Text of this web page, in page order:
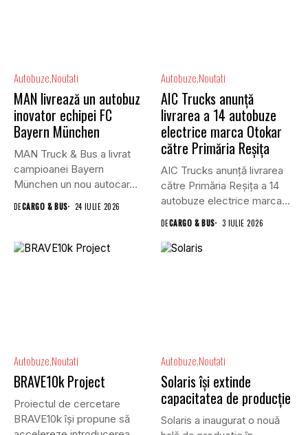
Autobuze Noutati
MAN livrează un autobuz
inovator echipei FC
Bayern München
MAN Truck & Bus a livrat
campioanei Bayern
München un nou autocar...
DECARGO & BUS 24 IULIE 2026
Autobuze Noutati
AIC Trucks anunță
livrarea a 14 autobuze
electrice marca Otokar
către Primăria Reșița
AIC Trucks anunță livrarea
către Primăria Reșița a 14
autobuze electrice marca...
DECARGO & BUS 3 IULIE 2026
Autobuze Noutati
BRAVE10k Project
Proiectul de cercetare
BRAVE10k își propune să
Autobuze Noutati
Solaris își extinde
capacitatea de producție
Solaris a inaugurat o nouă